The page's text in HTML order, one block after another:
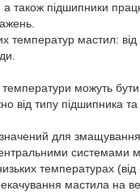
а також підшипники
температур мастил:
температури можуть
від типу підшипника та
для змащування
системами
температурах (від
мастила на